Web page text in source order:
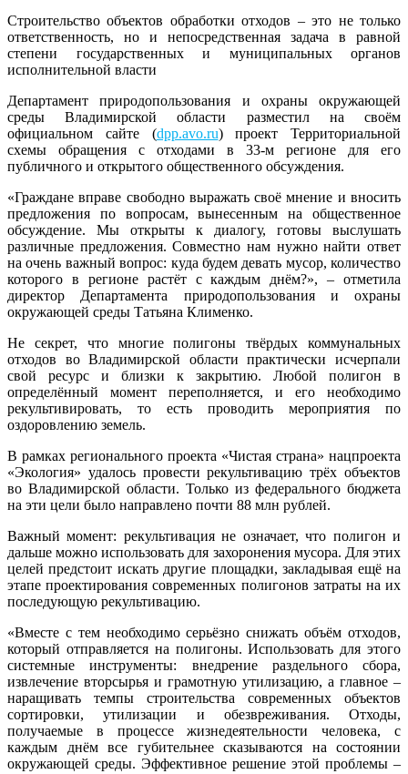
Строительство объектов обработки отходов – это не только
ответственность, но и непосредственная задача в равной
степени государственных и муниципальных органов
исполнительной власти
Департамент природопользования и охраны окружающей
среды Владимирской области разместил на своём
официальном сайте (dpp.avo.ru) проект Территориальной
схемы обращения с отходами в 33-м регионе для его
публичного и открытого общественного обсуждения.
«Граждане вправе свободно выражать своё мнение и вносить
предложения по вопросам, вынесенным на общественное
обсуждение. Мы открыты к диалогу, готовы выслушать
различные предложения. Совместно нам нужно найти ответ
на очень важный вопрос: куда будем девать мусор, количество
которого в регионе растёт с каждым днём?», – отметила
директор Департамента природопользования и охраны
окружающей среды Татьяна Клименко.
Не секрет, что многие полигоны твёрдых коммунальных
отходов во Владимирской области практически исчерпали
свой ресурс и близки к закрытию. Любой полигон в
определённый момент переполняется, и его необходимо
рекультивировать, то есть проводить мероприятия по
оздоровлению земель.
В рамках регионального проекта «Чистая страна» нацпроекта
«Экология» удалось провести рекультивацию трёх объектов
во Владимирской области. Только из федерального бюджета
на эти цели было направлено почти 88 млн рублей.
Важный момент: рекультивация не означает, что полигон и
дальше можно использовать для захоронения мусора. Для этих
целей предстоит искать другие площадки, закладывая ещё на
этапе проектирования современных полигонов затраты на их
последующую рекультивацию.
«Вместе с тем необходимо серьёзно снижать объём отходов,
который отправляется на полигоны. Использовать для этого
системные инструменты: внедрение раздельного сбора,
извлечение вторсырья и грамотную утилизацию, а главное –
наращивать темпы строительства современных объектов
сортировки, утилизации и обезвреживания. Отходы,
получаемые в процессе жизнедеятельности человека, с
каждым днём все губительнее сказываются на состоянии
окружающей среды. Эффективное решение этой проблемы –